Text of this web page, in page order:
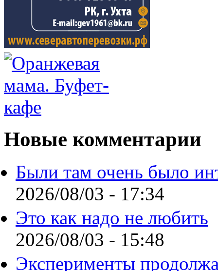
Новые комментарии
Были там очень было
2026/08/03 - 17:34
Это как надо не любить
2026/08/03 - 15:48
Эксперименты